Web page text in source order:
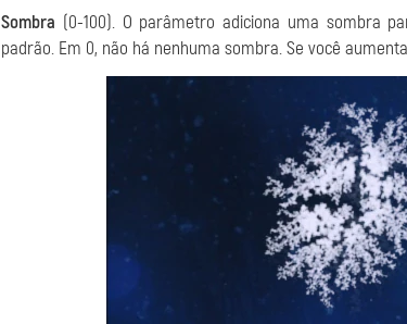
Sombra (0-100). O parâmetro adiciona uma sombra
padrão. Em 0, não há nenhuma sombra. Se você